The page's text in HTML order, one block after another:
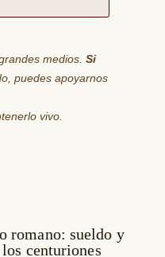
medios. Si
puedes apoyarnos
vivo.
romano: sueldo y
centuriones